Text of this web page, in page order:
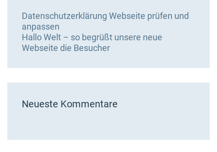
Datenschutzerklärung Webseite prüfen und
anpassen
Hallo Welt – so begrüßt unsere neue
Webseite die Besucher
Neueste Kommentare